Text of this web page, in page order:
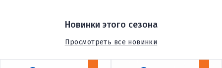
Новинки этого сезона
Просмотреть все новинки